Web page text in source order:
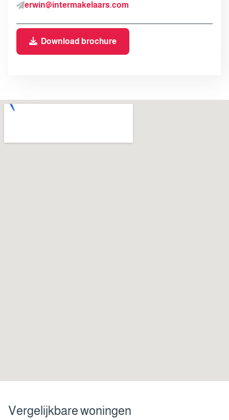
erwin@intermakelaars.com
Download brochure
Vergelijkbare woningen